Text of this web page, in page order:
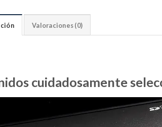
Valoraciones (0)
cuidadosamente